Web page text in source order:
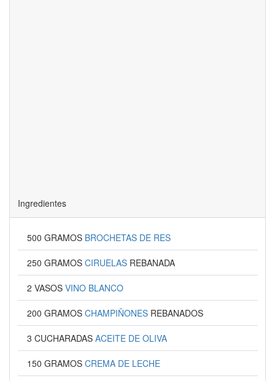
Ingredientes
500 GRAMOS BROCHETAS DE RES
250 GRAMOS CIRUELAS REBANADA
2 VASOS VINO BLANCO
200 GRAMOS CHAMPIÑONES REBANADOS
3 CUCHARADAS ACEITE DE OLIVA
150 GRAMOS CREMA DE LECHE